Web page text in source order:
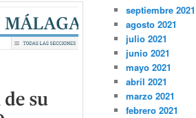
septiembre 2021
agosto 2021
julio 2021
junio 2021
mayo 2021
abril 2021
marzo 2021
febrero 2021